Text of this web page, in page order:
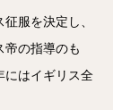
服を決定し、
帝の指導のも
にはイギリス全